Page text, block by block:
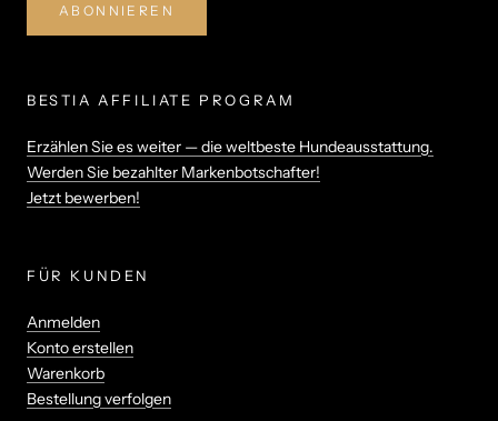
ABONNIEREN
BESTIA AFFILIATE PROGRAM
Erzählen Sie es weiter — die weltbeste Hundeausstattung.
Werden Sie bezahlter Markenbotschafter!
Jetzt bewerben!
FÜR KUNDEN
Anmelden
Konto erstellen
Warenkorb
Bestellung verfolgen